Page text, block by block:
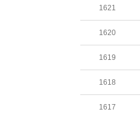
1621
1620
1619
1618
1617